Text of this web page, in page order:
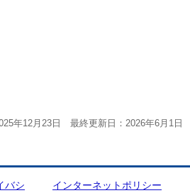
年12月23日 最終更新日：2026年6月1日
バシ
インターネットポリシー